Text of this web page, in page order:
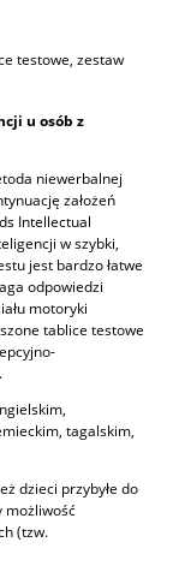
testowe, zestaw
u osób z
niewerbalnej
założeń
Intellectual
w szybki,
jest bardzo łatwe
odpowiedzi
motoryki
tablice testowe
tagalskim,
dzieci przybyłe do
możliwość
(tzw.